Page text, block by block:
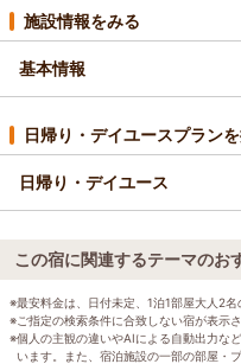
施設情報をみる
基本情報
日帰り・デイユースプラン
日帰り・デイユース
この宿に関連するテーマのお
※最安料金は、日付未定、1泊1部屋大人2名
※ご指定の検索条件に合致しない宿が表示
※個人の主観の違いやAIによる自動出力な
います。また、宿泊施設の一部の部屋・